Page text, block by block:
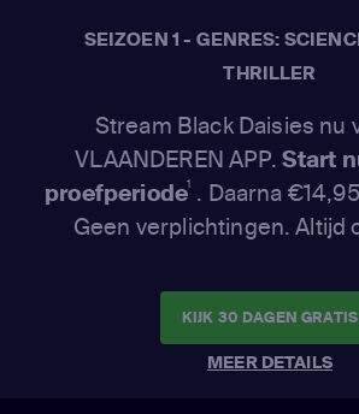
SEIZOEN 1 - GENRES:
THRILLER
Stream Black Daisies nu
VLAANDEREN APP. Start
proefperiode1 . Daarna
Geen verplichtingen. Altijd
KIJK 30 DAGEN GRATIS
MEER DETAILS